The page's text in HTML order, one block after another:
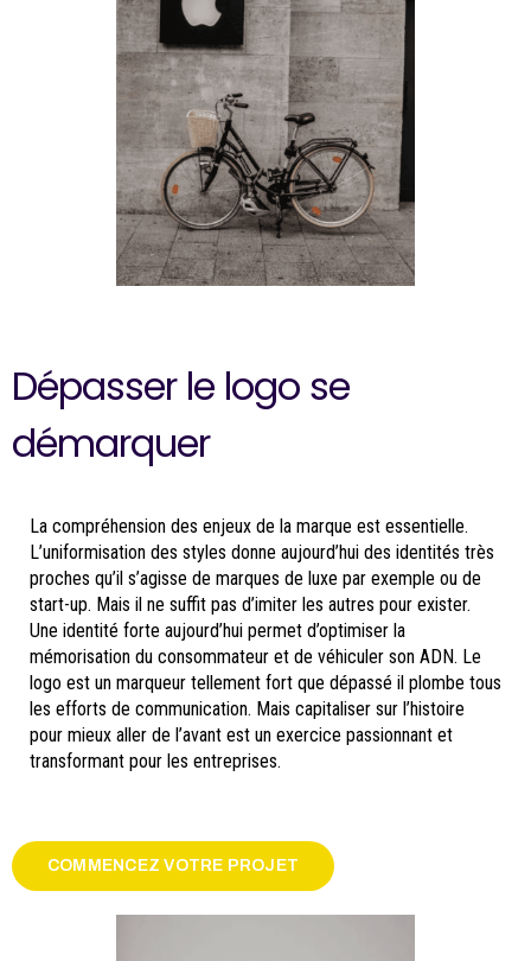
Dépasser le logo se
démarquer
La compréhension des enjeux de la marque est essentielle.
L’uniformisation des styles donne aujourd’hui des identités très
proches qu’il s’agisse de marques de luxe par exemple ou de
start-up. Mais il ne suffit pas d’imiter les autres pour exister.
Une identité forte aujourd’hui permet d’optimiser la
mémorisation du consommateur et de véhiculer son ADN. Le
logo est un marqueur tellement fort que dépassé il plombe tous
les efforts de communication. Mais capitaliser sur l’histoire
pour mieux aller de l’avant est un exercice passionnant et
transformant pour les entreprises.
COMMENCEZ VOTRE PROJET